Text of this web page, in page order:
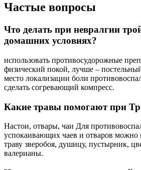
Частые вопросы
Что делать при невралгии
домашних условиях?
использовать противосудорожные
физический покой, лучше –
место локализации боли
сделать согревающий компресс.
Какие травы помогают при
Настои, отвары, чаи Для
успокаивающих чаев и отваров можно
траву зверобоя, душицу, пустырник,
валерианы.